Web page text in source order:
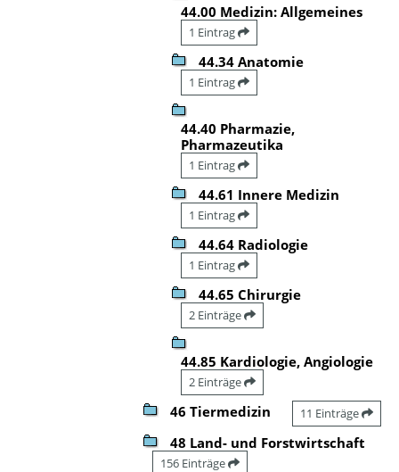
44.00 Medizin: Allgemeines
1 Eintrag
44.34 Anatomie
1 Eintrag
44.40 Pharmazie,
Pharmazeutika
1 Eintrag
44.61 Innere Medizin
1 Eintrag
44.64 Radiologie
1 Eintrag
44.65 Chirurgie
2 Einträge
44.85 Kardiologie, Angiologie
2 Einträge
46 Tiermedizin 11 Einträge
48 Land- und Forstwirtschaft
156 Einträge